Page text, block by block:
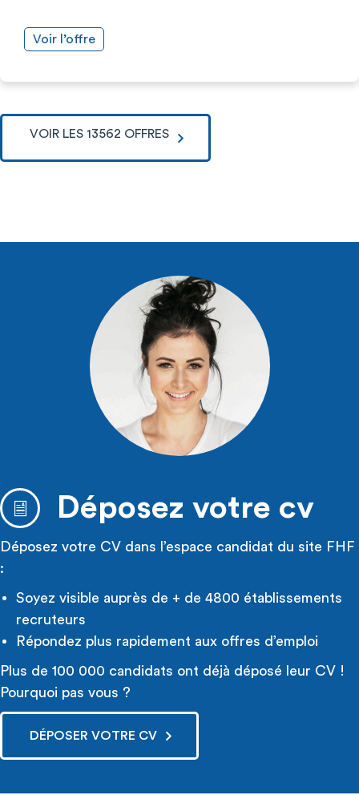
Voir l’offre
VOIR LES 13562 OFFRES
Déposez votre cv
Déposez votre CV dans l’espace candidat du site FHF
:
Soyez visible auprès de + de 4800 établissements
recruteurs
Répondez plus rapidement aux offres d’emploi
Plus de 100 000 candidats ont déjà déposé leur CV !
Pourquoi pas vous ?
DÉPOSER VOTRE CV